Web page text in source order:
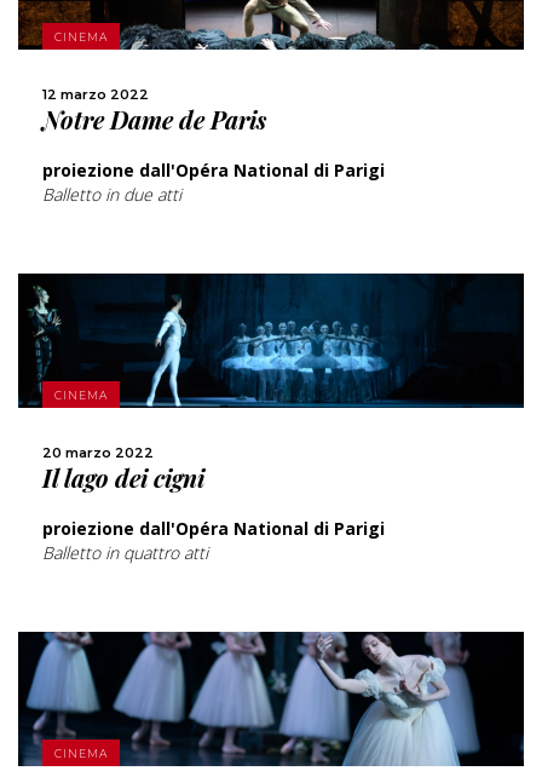
CINEMA
12 marzo 2022
Notre Dame de Paris
proiezione dall'Opéra National di Parigi
Balletto in due atti
SCOPRI DI PIÙ
CINEMA
20 marzo 2022
Il lago dei cigni
proiezione dall'Opéra National di Parigi
Balletto in quattro atti
SCOPRI DI PIÙ
CINEMA
SCOPRI DI PIÙ